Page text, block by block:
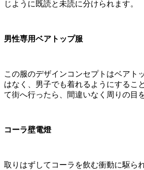
じように既読と未読に分けられます。
男性専用ベアトップ服
この服のデザインコンセプトはベアト
はなく、男子でも着れるようにするこ
て街へ行ったら、間違いなく周りの目
コーラ壁電燈
取りはずしてコーラを飲む衝動に駆ら